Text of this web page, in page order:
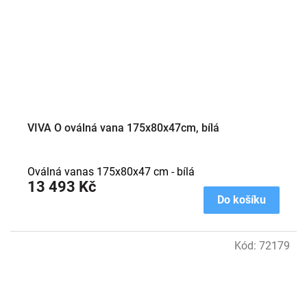
VIVA O oválná vana 175x80x47cm, bílá
13 493 Kč
Do košíku
Oválná vanas 175x80x47 cm - bílá
Kód: 72179